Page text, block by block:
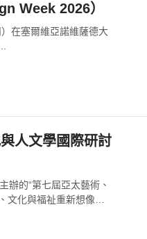
Week 2026）
在塞爾維亞諾維薩德大
人文學國際研討
辦的“第七屆亞太藝術、
文化與福祉重新想像亞